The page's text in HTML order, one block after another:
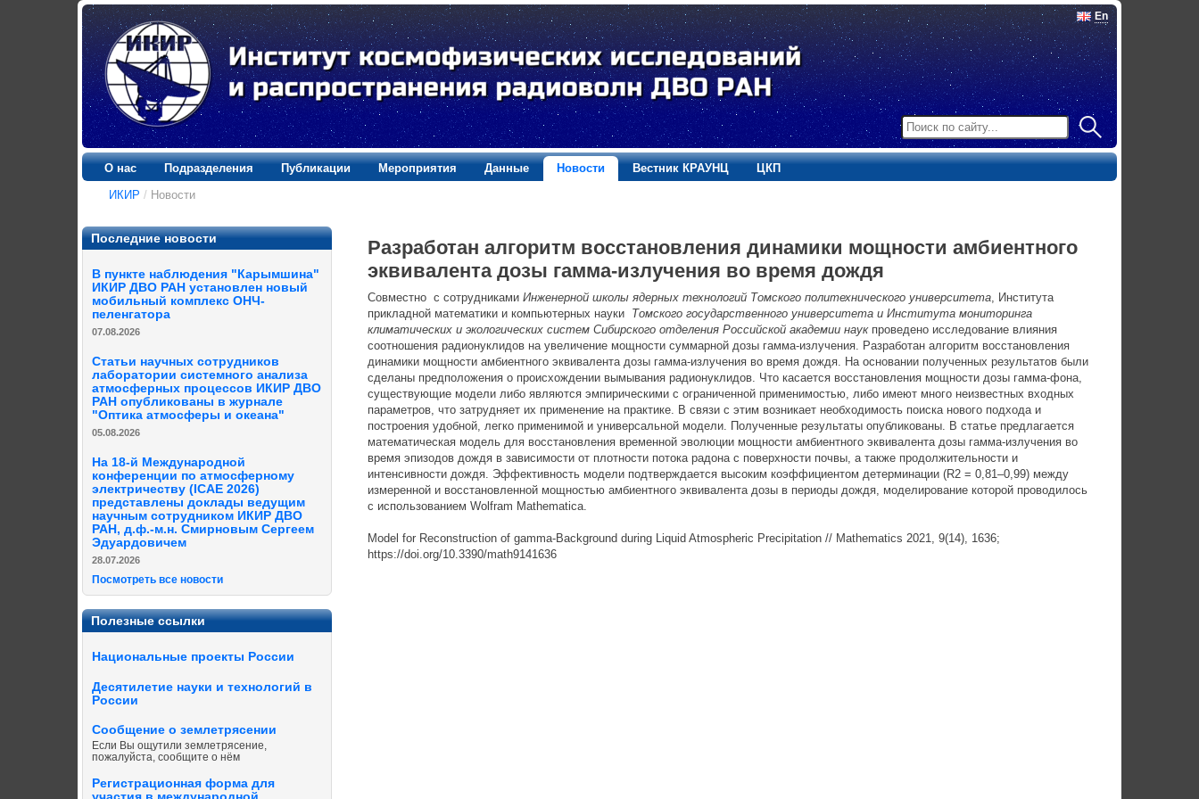
En
О нас Подразделения Публикации Мероприятия Данные Новости Вестник КРАУНЦ
ЦКП
ИКИР / Новости
Последние новости
В пункте наблюдения "Карымшина"
ИКИР ДВО РАН установлен новый
мобильный комплекс ОНЧ-
пеленгатора
07.08.2026
Статьи научных сотрудников
лаборатории системного анализа
атмосферных процессов ИКИР ДВО
РАН опубликованы в журнале
"Оптика атмосферы и океана"
05.08.2026
На 18-й Международной
конференции по атмосферному
электричеству (ICAE 2026)
представлены доклады ведущим
научным сотрудником ИКИР ДВО
РАН, д.ф.-м.н. Смирновым Сергеем
Эдуардовичем
28.07.2026
Посмотреть все новости
Полезные ссылки
Национальные проекты России
Десятилетие науки и технологий в
России
Сообщение о землетрясении
Если Вы ощутили землетрясение,
пожалуйста, сообщите о нём
Регистрационная форма для
Разработан алгоритм восстановления динамики мощности амбиентного
эквивалента дозы гамма-излучения во время дождя
Совместно с сотрудниками Инженерной школы ядерных технологий Томского политехнического университета, Института
прикладной математики и компьютерных науки Томского государственного университета и Института мониторинга
климатических и экологических систем Сибирского отделения Российской академии наукпроведено исследование влияния
соотношения радионуклидов на увеличение мощности суммарной дозы гамма-излучения. Разработан алгоритм восстановления
динамики мощности амбиентного эквивалента дозы гамма-излучения во время дождя. На основании полученных результатов были
сделаны предположения о происхождении вымывания радионуклидов. Что касается восстановления мощности дозы гамма-фона,
существующие модели либо являются эмпирическими с ограниченной применимостью, либо имеют много неизвестных входных
параметров, что затрудняет их применение на практике. В связи с этим возникает необходимость поиска нового подхода и
построения удобной, легко применимой и универсальной модели. Полученные результаты опубликованы. В статье предлагается
математическая модель для восстановления временной эволюции мощности амбиентного эквивалента дозы гамма-излучения во
время эпизодов дождя в зависимости от плотности потока радона с поверхности почвы, а также продолжительности и
интенсивности дождя. Эффективность модели подтверждается высоким коэффициентом детерминации (R2 = 0,81–0,99) между
измеренной и восстановленной мощностью амбиентного эквивалента дозы в периоды дождя, моделирование которой проводилось
с использованием Wolfram Mathematica.
Model for Reconstruction of gamma-Background during Liquid Atmospheric Precipitation // Mathematics 2021, 9(14), 1636;
https://doi.org/10.3390/math9141636